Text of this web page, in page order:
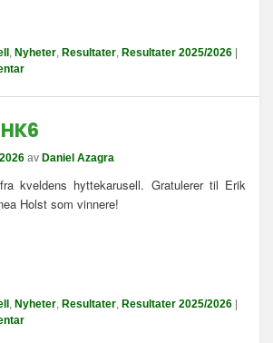
Nyheter Resultater Resultater 2025/2026 |
av Daniel Azagra
kveldens hyttekarusell. Gratulerer til Erik
Holst som vinnere!
, Nyheter, Resultater, Resultater 2025/2026